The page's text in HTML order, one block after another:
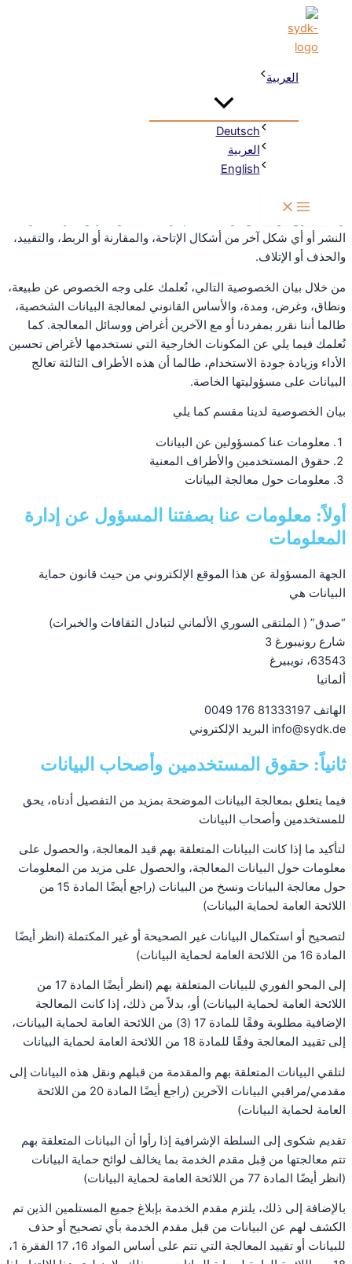
تخطي
المحتوى
العربية
Deutsch
العربية
English
Main
Menu
سياسة الخصوصية
يتم معالجة البيانات الشخصية (والتي سيتم الإشارة إليها فيما بعد بـ
“البيانات”) فقط في حدود الضرورة ولغرض توفير موقع إلكتروني يعمل
بكفاءة وسهولة استخدام، بما في ذلك محتوياته والخدمات المقدمة فيه.
“المعالجة” بأنها أي عملية أو مجموعة من العمليات التي تُنفذ على
والتسجيل، والتنظيم، والترتيب، والتخزين، والتعديل أو التغيير،
النشر أو أي شكل آخر من أشكال الإتاحة، والمقارنة أو الربط، والتقييد،
والحذف أو الإتلاف.
من خلال بيان الخصوصية التالي، نُعلمك على وجه الخصوص عن طبيعة،
ونطاق، وغرض، ومدة، والأساس القانوني لمعالجة البيانات الشخصية،
طالما أننا نقرر بمفردنا أو مع الآخرين أغراض ووسائل المعالجة. كما
نُعلمك فيما يلي عن المكونات الخارجية التي نستخدمها لأغراض تحسين
الأداء وزيادة جودة الاستخدام، طالما أن هذه الأطراف الثالثة تعالج
البيانات على مسؤوليتها الخاصة.
بيان الخصوصية لدينا مقسم كما يلي
معلومات عنا كمسؤولين عن البيانات
حقوق المستخدمين والأطراف المعنية
معلومات حول معالجة البيانات
أولاً: معلومات عنا بصفتنا المسؤول عن إدارة
المعلومات
الجهة المسؤولة عن هذا الموقع الإلكتروني من حيث قانون حماية
البيانات هي
“صدق” ( الملتقى السوري الألماني لتبادل الثقافات والخبرات)
شارع رونيبورغ 3
63543، نويبيرغ
ألمانيا
الهاتف 81333197 176 0049
info@sydk.de البريد الإلكتروني
ثانياً: حقوق المستخدمين وأصحاب البيانات
فيما يتعلق بمعالجة البيانات الموضحة بمزيد من التفصيل أدناه، يحق
للمستخدمين وأصحاب البيانات
لتأكيد ما إذا كانت البيانات المتعلقة بهم قيد المعالجة، والحصول على
معلومات حول البيانات المعالجة، والحصول على مزيد من المعلومات
حول معالجة البيانات ونسخ من البيانات (راجع أيضًا المادة 15 من
اللائحة العامة لحماية البيانات)
لتصحيح أو استكمال البيانات غير الصحيحة أو غير المكتملة (انظر أيضًا
المادة 16 من اللائحة العامة لحماية البيانات)
إلى المحو الفوري للبيانات المتعلقة بهم (انظر أيضًا المادة 17 من
اللائحة العامة لحماية البيانات) أو، بدلاً من ذلك، إذا كانت المعالجة
الإضافية مطلوبة وفقًا للمادة 17 (3) من اللائحة العامة لحماية البيانات،
إلى تقييد المعالجة وفقًا للمادة 18 من اللائحة العامة لحماية البيانات
لتلقي البيانات المتعلقة بهم والمقدمة من قبلهم ونقل هذه البيانات إلى
مقدمي/مراقبي البيانات الآخرين (راجع أيضًا المادة 20 من اللائحة
العامة لحماية البيانات)
تقديم شكوى إلى السلطة الإشرافية إذا رأوا أن البيانات المتعلقة بهم
تتم معالجتها من قِبل مقدم الخدمة بما يخالف لوائح حماية البيانات
(انظر أيضًا المادة 77 من اللائحة العامة لحماية البيانات)
بالإضافة إلى ذلك، يلتزم مقدم الخدمة بإبلاغ جميع المستلمين الذين تم
الكشف لهم عن البيانات من قبل مقدم الخدمة بأي تصحيح أو حذف
للبيانات أو تقييد المعالجة التي تتم على أساس المواد 16، 17 الفقرة 1،